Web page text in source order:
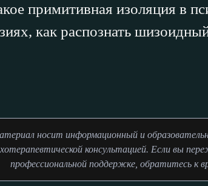
примитивная изоляция в
как распознать
носит информационный и
консультацией. Если вы
профессиональной поддержке, обратитесь к